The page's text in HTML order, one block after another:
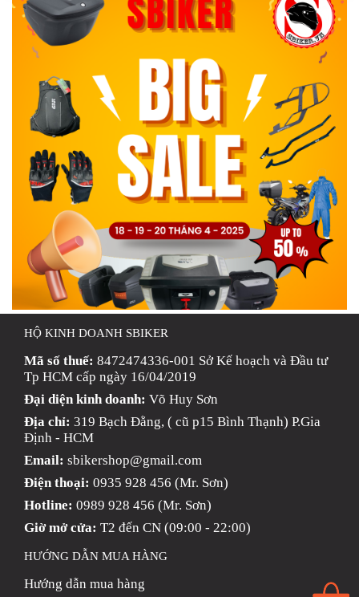
HỘ KINH DOANH SBIKER
Mã số thuế: 8472474336-001 Sở Kế hoạch và Đầu tư
Tp HCM cấp ngày 16/04/2019
Đại diện kinh doanh: Võ Huy Sơn
Địa chỉ: 319 Bạch Đằng, ( cũ p15 Bình Thạnh) P.Gia
Định - HCM
Email: sbikershop@gmail.com
Điện thoại: 0935 928 456 (Mr. Sơn)
Hotline: 0989 928 456 (Mr. Sơn)
Giờ mở cửa: T2 đến CN (09:00 - 22:00)
HƯỚNG DẪN MUA HÀNG
Hướng dẫn mua hàng